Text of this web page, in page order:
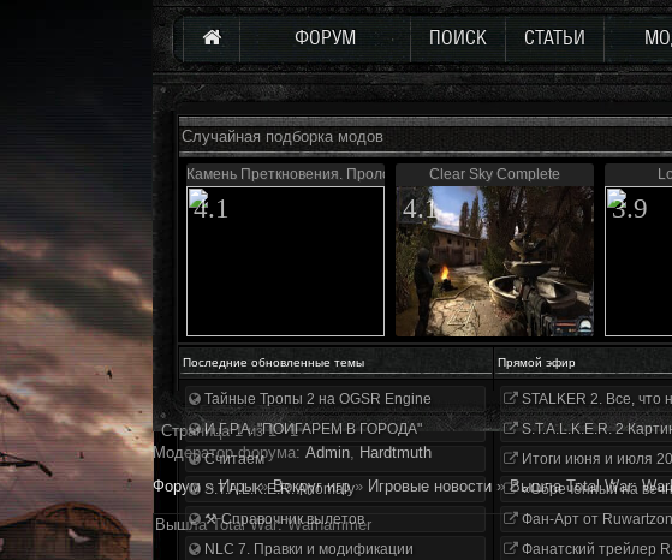
ФОРУМ ПОИСК СТАТЬИ
Случайная подборка модов
Камень Преткновения. Пролог
4.1
Clear Sky Complete
4.1 3.9
Последние обновленные темы Прямой эфир
Тайные Тропы 2 на OGSR Engine
И.Г.Р.А. "ПОИГАРЕМ В ГОРОДА"
Считаем
S.T.A.L.K.E.R. Anomaly
⚒ Справочник вылетов
NLC 7. Правки и модификации
STALKER 2. Все, что
S.T.A.L.K.E.R. 2
Итоги июня и июля
«Обречённый на
Фан-Арт от
Фанатский трейлер
Страница1из1
1
Модератор форума: Аdmin, Hardtmuth
Форум » Игры » Вокруг игр » Игровые новости » Вышла Total War:
Вышла Total War: Warhammer